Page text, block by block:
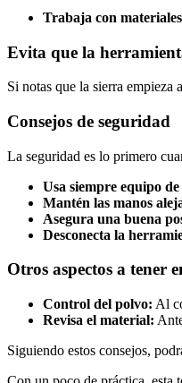
Trabaja con
Evita que la
Si notas que la sierra empieza
Consejos de seguridad
La seguridad es lo primero
Usa siempre equipo
Mantén las manos
Asegura una buena
Desconecta la
Otros aspectos a tener
Control del polvo: Al
Revisa el material:
Siguiendo estos consejos,